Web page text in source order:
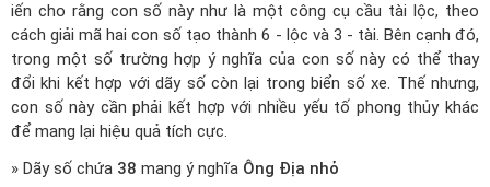
iến cho rằng con số này như là một công cụ cầu tài lộc, theo
cách giải mã hai con số tạo thành 6 - lộc và 3 - tài. Bên cạnh đó,
trong một số trường hợp ý nghĩa của con số này có thể thay
đổi khi kết hợp với dãy số còn lại trong biển số xe. Thế nhưng,
con số này cần phải kết hợp với nhiều yếu tố phong thủy khác
để mang lại hiệu quả tích cực.
» Dãy số chứa 38 mang ý nghĩa Ông Địa nhỏ